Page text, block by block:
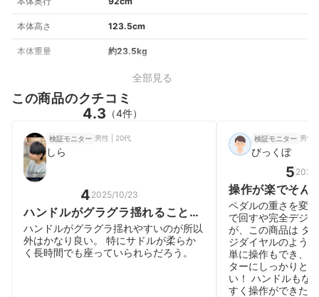
本体高さ 123.5cm
本体重量 約23.5kg
全部見る
この商品のクチコミ
4.3 （4件）
検証モニター 男性 | 20代
しら
4 2025/10/23
ハンドルがグラグラ揺れること以
外はとてもいい。
ハンドルがグラグラ揺れやすいのが所以
外はかなり良い。 特にサドルが柔らか
く長時間でも座っていられらだろう。
検証モニター 男性
びっくぼ
5
操作が楽でそん
い！
ペダルの重さを変
で回すや完全デジ
が、この商品は ダ
ジダイヤルのよう
単に操作もでき、
ターにしっかりと
い！ ハンドルもな
すく操作ができた